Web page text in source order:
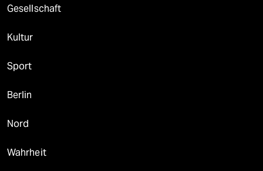
Gesellschaft
Kultur
Sport
Berlin
Nord
Wahrheit